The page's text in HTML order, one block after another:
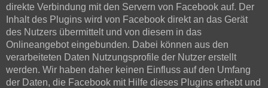
direkte Verbindung mit den Servern von Facebook auf. Der
Inhalt des Plugins wird von Facebook direkt an das Gerät
des Nutzers übermittelt und von diesem in das
Onlineangebot eingebunden. Dabei können aus den
verarbeiteten Daten Nutzungsprofile der Nutzer erstellt
werden. Wir haben daher keinen Einfluss auf den Umfang
der Daten, die Facebook mit Hilfe dieses Plugins erhebt und